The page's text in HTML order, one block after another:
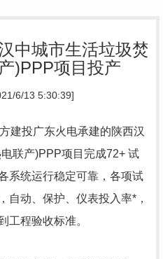
中城市生活垃圾焚
)PPP项目投产
6/13 5:30:39]
投广东火电承建的陕西汉
联产)PPP项目完成72+ 试
系统运行稳定可靠，各项试
自动、保护、仪表投入率*，
工程验收标准。